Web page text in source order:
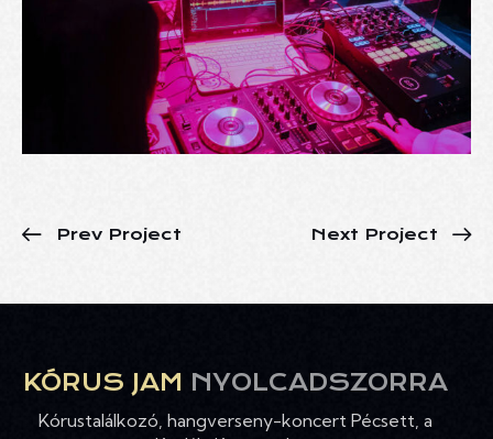
Prev Project Next Project
KÓRUS JAM NYOLCADSZORRA
Kórustalálkozó, hangverseny-koncert Pécsett, a